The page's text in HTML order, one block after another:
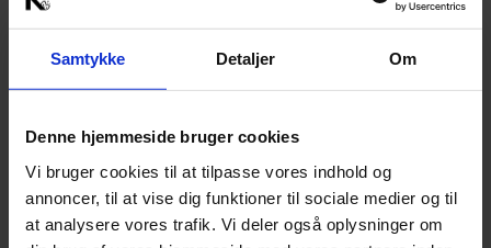
Samtykke Detaljer Om
Denne hjemmeside bruger cookies
Vi bruger cookies til at tilpasse vores indhold og
annoncer, til at vise dig funktioner til sociale medier og til
at analysere vores trafik. Vi deler også oplysninger om
Book a table in the Brasserie
Brasserie Kunsten, offering edible
masterpieces and a warm, welcoming
atmosphere.